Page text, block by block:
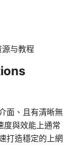
与教程
面、且有清晰無
度與效能上通常
打造穩定的上網